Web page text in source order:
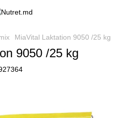
MiaVital Laktation 9050 /25 kg
9050 /25 kg